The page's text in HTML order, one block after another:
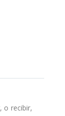
o recibir,